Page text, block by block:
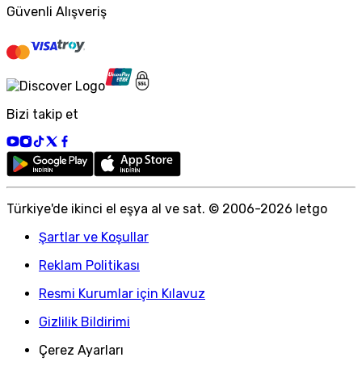
Güvenli Alışveriş
Bizi takip et
Türkiye'de ikinci el eşya al ve sat. © 2006-2026 letgo
Şartlar ve Koşullar
Reklam Politikası
Resmi Kurumlar için Kılavuz
Gizlilik Bildirimi
Çerez Ayarları